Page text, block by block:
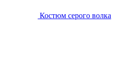
Костюм серого волка